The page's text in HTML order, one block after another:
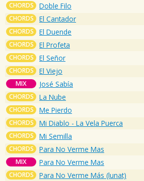
CHORDS Doble Filo
CHORDS El Cantador
CHORDS El Duende
CHORDS El Profeta
CHORDS El Señor
CHORDS El Viejo
MIX José Sabía
CHORDS La Nube
CHORDS Me Pierdo
CHORDS Mi Diablo - La Vela Puerca
CHORDS Mi Semilla
CHORDS Para No Verme Mas
MIX Para No Verme Mas
CHORDS Para No Verme Más (lunat)